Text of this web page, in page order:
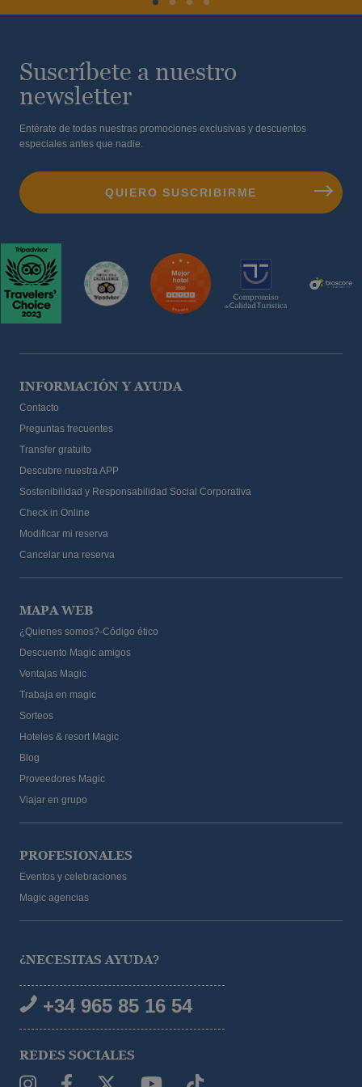
Suscríbete a nuestro
newsletter
Entérate de todas nuestras promociones exclusivas y descuentos
especiales antes que nadie.
INFORMACIÓN Y AYUDA
Contacto
Preguntas frecuentes
Transfer gratuito
Descubre nuestra APP
Sostenibilidad y Responsabilidad Social Corporativa
Check in Online
Modificar mi reserva
Cancelar una reserva
MAPA WEB
¿Quienes somos?-Código ético
Descuento Magic amigos
Ventajas Magic
Trabaja en magic
Sorteos
Hoteles & resort Magic
Blog
Proveedores Magic
Viajar en grupo
PROFESIONALES
Eventos y celebraciones
Magic agencias
¿NECESITAS AYUDA?
+34 965 85 16 54
REDES SOCIALES